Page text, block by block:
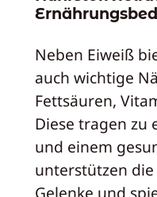
Neben Eiweiß
auch wichtige
Fettsäuren,
Diese tragen zu
und einem
unterstützen